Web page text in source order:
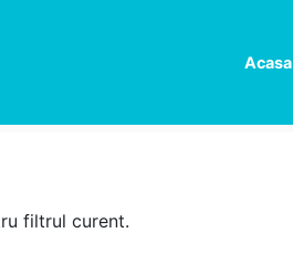
Acasa
filtrul curent.